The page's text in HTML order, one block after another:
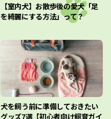
【室内犬】お散歩後の愛犬「足
を綺麗にする方法」って？
犬を飼う前に準備しておきたい
グッズ7選【初心者向け飼育ガイ